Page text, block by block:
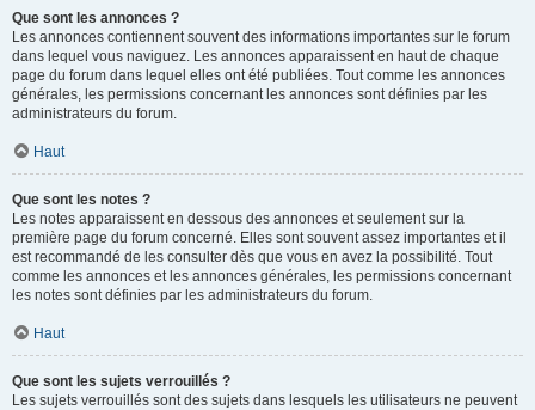
Que sont les annonces ?
Les annonces contiennent souvent des informations importantes sur le forum
dans lequel vous naviguez. Les annonces apparaissent en haut de chaque
page du forum dans lequel elles ont été publiées. Tout comme les annonces
générales, les permissions concernant les annonces sont définies par les
administrateurs du forum.
Haut
Que sont les notes ?
Les notes apparaissent en dessous des annonces et seulement sur la
première page du forum concerné. Elles sont souvent assez importantes et il
est recommandé de les consulter dès que vous en avez la possibilité. Tout
comme les annonces et les annonces générales, les permissions concernant
les notes sont définies par les administrateurs du forum.
Haut
Que sont les sujets verrouillés ?
Les sujets verrouillés sont des sujets dans lesquels les utilisateurs ne peuvent